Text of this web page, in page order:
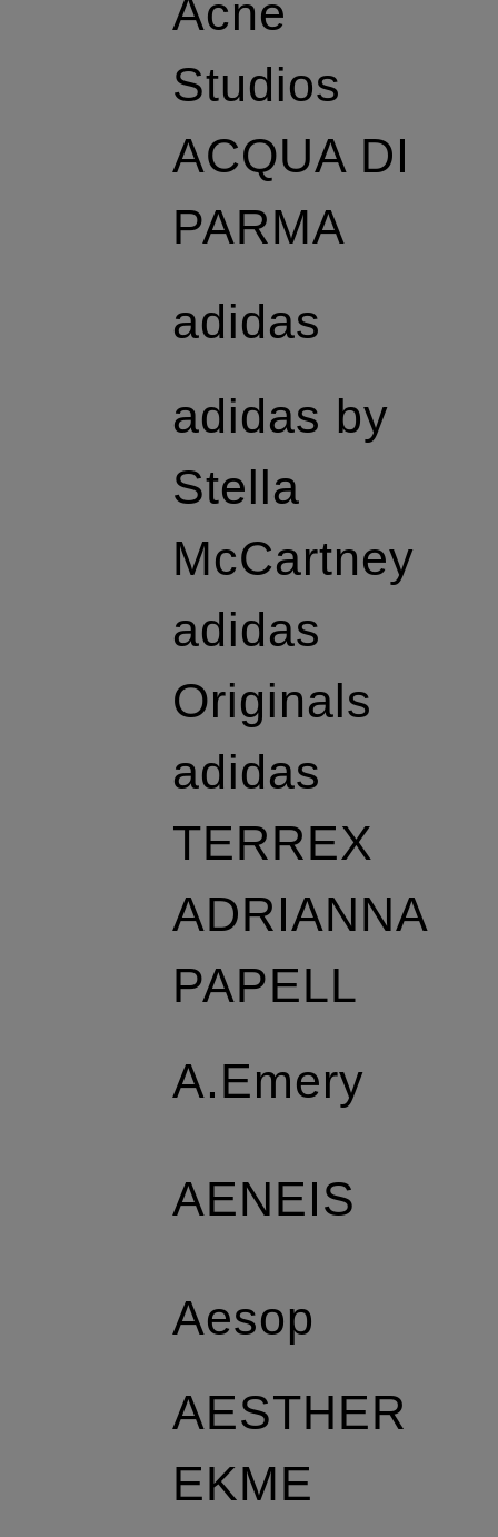
Acne
Studios
ACQUA DI
PARMA
adidas
adidas by
Stella
McCartney
adidas
Originals
adidas
TERREX
ADRIANNA
PAPELL
A.Emery
AENEIS
Aesop
AESTHER
EKME